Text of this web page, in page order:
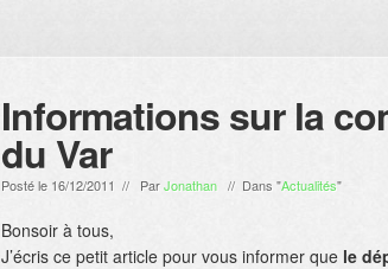
Informations sur la
du Var
Posté le 16/12/2011 // ParJonathan // Dans "Actualités"
Bonsoir à tous,
J’écris ce petit article pour vous informer que le